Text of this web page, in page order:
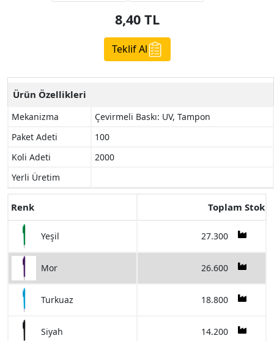
8,40 TL
Teklif Al
Ürün Özellikleri
Mekanizma
Çevirmeli Baskı: UV, Tampon
Paket Adeti
100
Koli Adeti
2000
Yerli Üretim
Renk Toplam Stok
Yeşil 27.300
Mor 26.600
Turkuaz 18.800
Siyah 14.200